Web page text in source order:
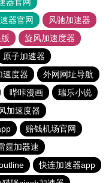
器官网
器官网
风驰加速器
旋风加速度器
原子加速器
速度器
外网网址导航
哔咔漫画
瑞乐小说
加速度器
赔钱机场官网
霆加器速
快连加速器app